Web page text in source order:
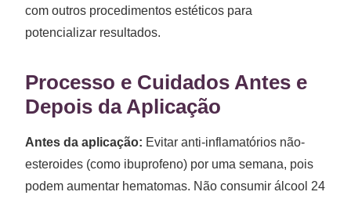
com outros procedimentos estéticos para
potencializar resultados.
Processo e Cuidados Antes e
Depois da Aplicação
Antes da aplicação: Evitar anti-inflamatórios não-
esteroides (como ibuprofeno) por uma semana, pois
podem aumentar hematomas. Não consumir álcool 24